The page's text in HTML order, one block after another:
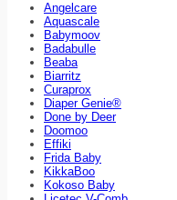
Angelcare
Aquascale
Babymoov
Badabulle
Beaba
Biarritz
Curaprox
Diaper Genie®
Done by Deer
Doomoo
Effiki
Frida Baby
KikkaBoo
Kokoso Baby